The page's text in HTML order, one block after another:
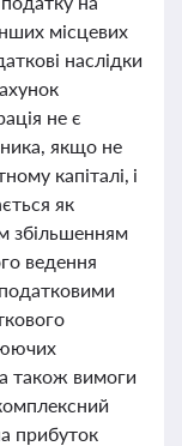
місцевих
наслідки
не є
якщо не
капіталі, і
як
збільшенням
ведення
а також вимоги
прибуток